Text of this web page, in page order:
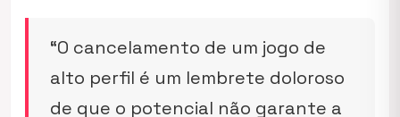
“O cancelamento de um jogo de
alto perfil é um lembrete doloroso
de que o potencial não garante a